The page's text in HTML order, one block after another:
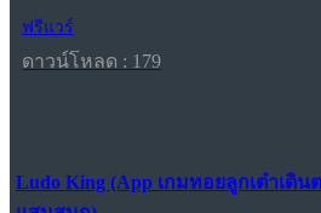
ฟรีแวร์
ดาวน์โหลด : 179
Ludo King (App เกมทอยลูกเต๋าเดิ